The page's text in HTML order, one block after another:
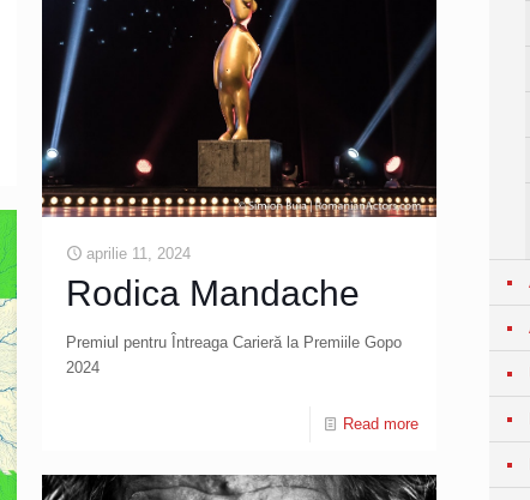
aprilie 11, 2024
Rodica Mandache
Premiul pentru Întreaga Carieră la Premiile Gopo
2024
Read more